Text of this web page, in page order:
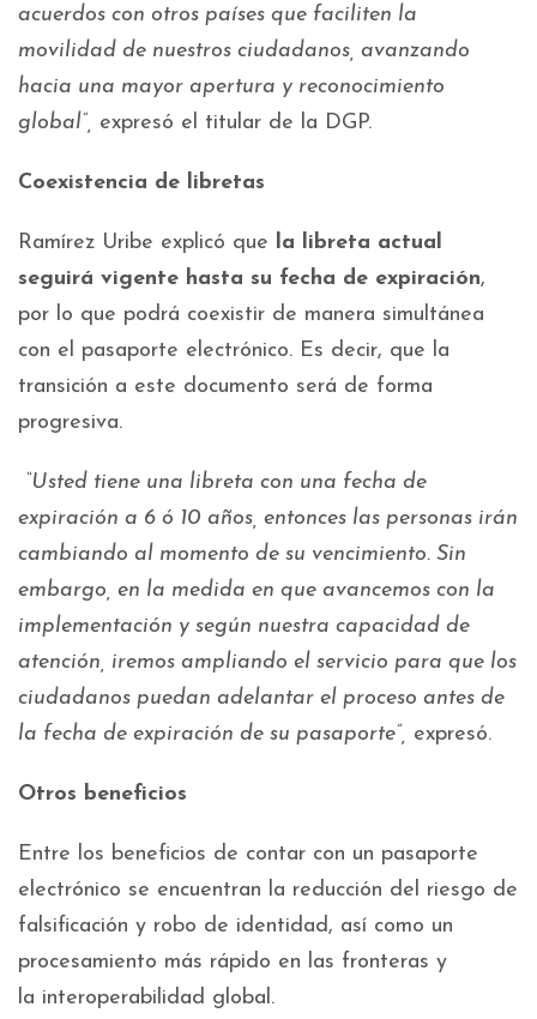
acuerdos con otros países que faciliten la
movilidad de nuestros ciudadanos, avanzando
hacia una mayor apertura y reconocimiento
global”, expresó el titular de la DGP.
Coexistencia de libretas
Ramírez Uribe explicó que la libreta actual
seguirá vigente hasta su fecha de expiración,
por lo que podrá coexistir de manera simultánea
con el pasaporte electrónico. Es decir, que la
transición a este documento será de forma
progresiva.
“Usted tiene una libreta con una fecha de
expiración a 6 ó 10 años, entonces las personas irán
cambiando al momento de su vencimiento. Sin
embargo, en la medida en que avancemos con la
implementación y según nuestra capacidad de
atención, iremos ampliando el servicio para que los
ciudadanos puedan adelantar el proceso antes de
la fecha de expiración de su pasaporte”, expresó.
Otros beneficios
Entre los beneficios de contar con un pasaporte
electrónico se encuentran la reducción del riesgo de
falsificación y robo de identidad, así como un
procesamiento más rápido en las fronteras y
la interoperabilidad global.